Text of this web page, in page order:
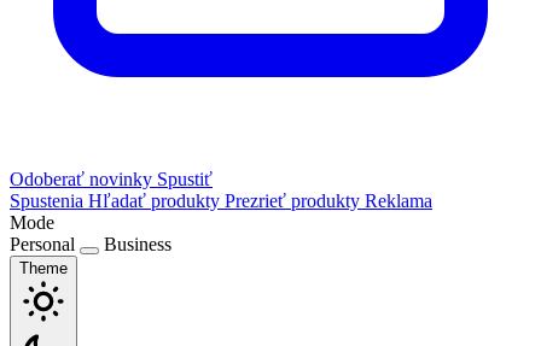
Odoberať novinky Spustiť
Spustenia Hľadať produkty Prezrieť produkty Reklama
Mode
Personal
Business
Theme